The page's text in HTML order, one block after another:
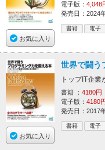
お気に入り
電子版： 4,048
発売日：2024
書籍 電子
お気に入り
世界で闘う
トップIT企業
書籍 ： 4180円
電子版： 4180
発売日：2017
書籍 電子